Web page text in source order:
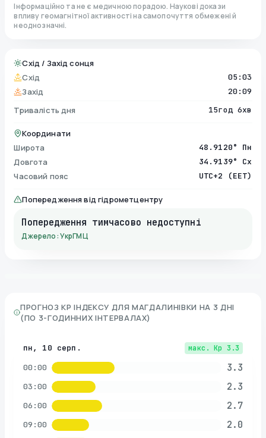
Інформаційно та не є медичною порадою. Наукові докази
впливу геомагнітної активності на самопочуття обмежені й
неоднозначні.
Схід / Захід сонця
Схід
05:03
Захід 20:09
Тривалість дня 15год 6хв
Координати
Широта
48.9120° Пн
Довгота 34.9139° Сх
Часовий пояс UTC+2 (EET)
Попередження від гідрометцентру
Попередження тимчасово недоступні
Джерело: УкрГМЦ
ПРОГНОЗ KP ІНДЕКСУ ДЛЯ МАГДАЛИНІВКИ НА 3 ДНІ
(ПО 3-ГОДИННИХ ІНТЕРВАЛАХ)
пн, 10 серп. макс. Kp 3.3
00:00 3.3
03:00 2.3
06:00 2.7
09:00 2.0